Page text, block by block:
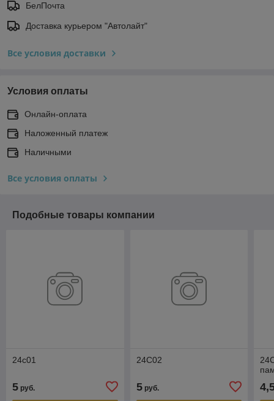
БелПочта
Доставка курьером "Автолайт"
Все условия доставки
Условия оплаты
Онлайн-оплата
Наложенный платеж
Наличными
Все условия оплаты
Подобные товары компании
24c01
5 руб.
24C02
5руб.